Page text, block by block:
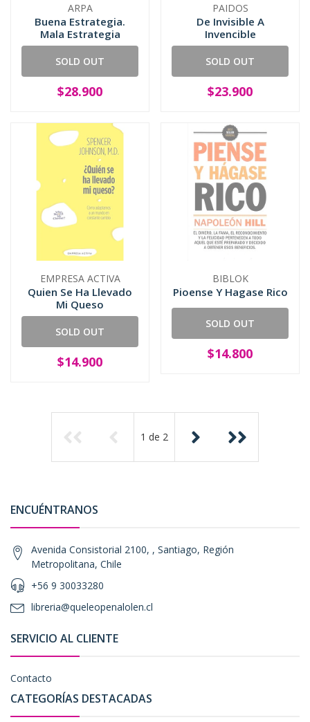
ARPA
Buena Estrategia.
Mala Estrategia
SOLD OUT
$28.900
PAIDOS
De Invisible A
Invencible
SOLD OUT
$23.900
EMPRESA ACTIVA
Quien Se Ha Llevado
Mi Queso
SOLD OUT
$14.900
BIBLOK
Pioense Y Hagase Rico
SOLD OUT
$14.800
1 de 2
ENCUÉNTRANOS
Avenida Consistorial 2100, , Santiago, Región
Metropolitana, Chile
+56 9 30033280
libreria@queleopenalolen.cl
SERVICIO AL CLIENTE
Contacto
CATEGORÍAS DESTACADAS